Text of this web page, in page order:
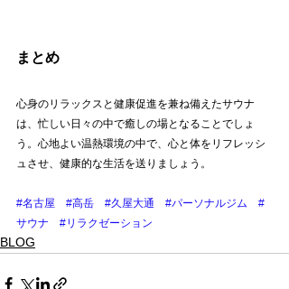
まとめ
心身のリラックスと健康促進を兼ね備えたサウナ
は、忙しい日々の中で癒しの場となることでしょ
う。心地よい温熱環境の中で、心と体をリフレッシ
ュさせ、健康的な生活を送りましょう。
#名古屋 #高岳 #久屋大通 #パーソナルジム
#
サウナ
#リラクゼーション
BLOG